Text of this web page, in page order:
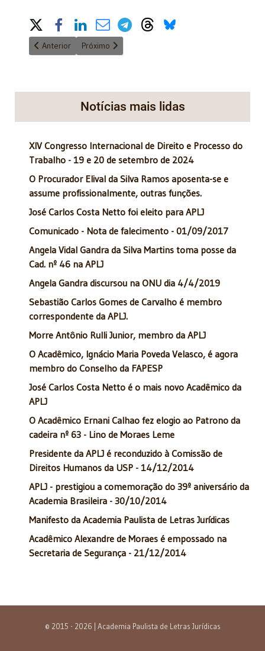
Share on Social Media
Artigo anterior: A Acadêmica Angela Gandra participou do 8.º
Anterior Próximo artigo: Seminário 06 de abril: A
Próximo
Notícias mais lidas
XIV Congresso Internacional de Direito e Processo do
Trabalho - 19 e 20 de setembro de 2024
O Procurador Elival da Silva Ramos aposenta-se e
assume profissionalmente, outras funções.
José Carlos Costa Netto foi eleito para APLJ
Comunicado - Nota de falecimento - 01/09/2017
Angela Vidal Gandra da Silva Martins toma posse da
Cad. nº 46 na APLJ
Angela Gandra discursou na ONU dia 4/4/2019
Sebastião Carlos Gomes de Carvalho é membro
correspondente da APLJ.
Morre Antônio Rulli Junior, membro da APLJ
O Acadêmico, Ignácio Maria Poveda Velasco, é agora
membro do Conselho da FAPESP
José Carlos Costa Netto é o mais novo Acadêmico da
APLJ
O Acadêmico Ernani Calhao fez elogio ao Patrono da
cadeira nº 63 - Lino de Moraes Leme
Presidente da APLJ é reconduzido à Comissão de
Direitos Humanos da USP - 14/12/2014
APLJ - prestigiou a comemoração do 39º aniversário da
Academia Brasileira - 30/10/2014
Manifesto da Academia Paulista de Letras Jurídicas
Acadêmico Alexandre de Moraes é empossado na
Secretaria de Segurança - 21/12/2014
© 2015 - 2026 | Academia Paulista de Letras Jurídicas